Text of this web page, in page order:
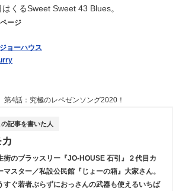
くるSweet Sweet 43 Blues。
ージ
ョーハウス
第4話：究極のレペゼンソング2020！
の記事を書いた人
街のブラッスリー『JO-HOUSE 石引』２代目カ
マスター／私設公民館『じょーの箱』大家さん。
すぐ若者ぶらずにおっさんの武器も使えるいちば